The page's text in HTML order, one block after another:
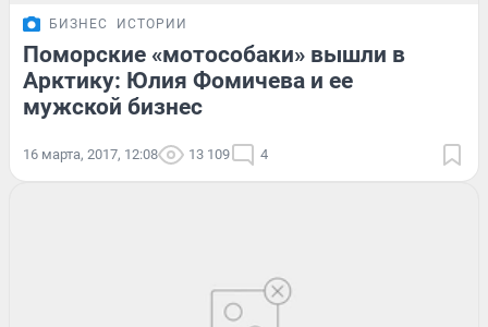
БИЗНЕС ИСТОРИИ
Поморские «мотособаки» вышли в
Арктику: Юлия Фомичева и ее
мужской бизнес
16 марта, 2017, 12:08 13 109 4